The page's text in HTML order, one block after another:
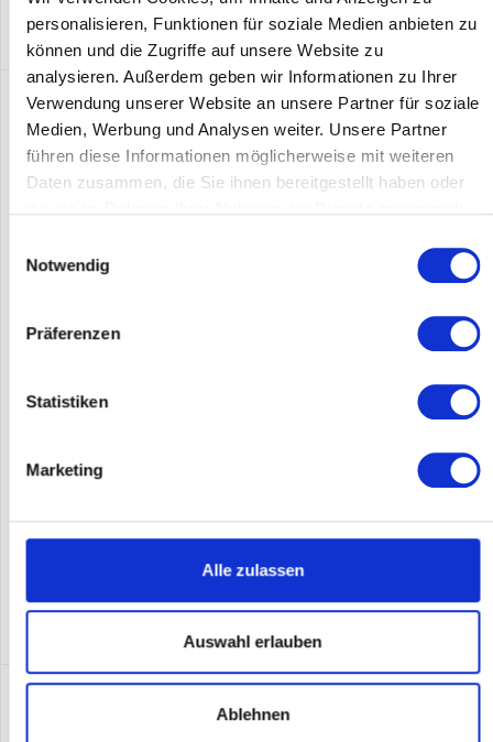
personalisieren, Funktionen für soziale Medien anbieten zu
können und die Zugriffe auf unsere Website zu
analysieren. Außerdem geben wir Informationen zu Ihrer
Verwendung unserer Website an unsere Partner für soziale
Medien, Werbung und Analysen weiter. Unsere Partner
führen diese Informationen möglicherweise mit weiteren
Daten zusammen, die Sie ihnen bereitgestellt haben oder
Notwendig
Präferenzen
Statistiken
Marketing
Alle zulassen
Auswahl erlauben
Ablehnen
Merken
DETAILS